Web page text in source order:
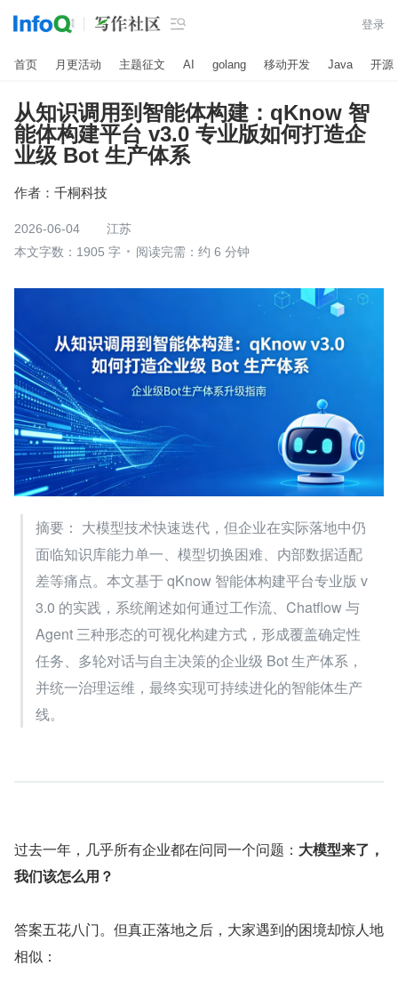
 登录
首页 月更活动 主题征文 AI golang 移动开发 Java 开源
从知识调用到智能体构建：qKnow 智
能体构建平台 v3.0 专业版如何打造企
业级 Bot 生产体系
作者： 千桐科技
2026-06-04
江苏
本文字数：1905 字
阅读完需：约 6 分钟
摘要： 大模型技术快速迭代，但企业在实际落地中仍
面临知识库能力单一、模型切换困难、内部数据适配
差等痛点。本文基于 qKnow 智能体构建平台专业版 v
3.0 的实践，系统阐述如何通过工作流、Chatflow 与
Agent 三种形态的可视化构建方式，形成覆盖确定性
任务、多轮对话与自主决策的企业级 Bot 生产体系，
并统一治理运维，最终实现可持续进化的智能体生产
线。
过去一年，几乎所有企业都在问同一个问题： 大模型来了，
我们该怎么用？
答案五花八门。但真正落地之后，大家遇到的困境却惊人地
相似：